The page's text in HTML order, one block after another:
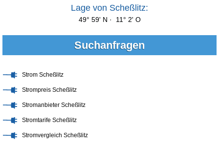
Lage von Scheßlitz:
49° 59' N · 11° 2' O
Suchanfragen
Strom Scheßlitz
Strompreis Scheßlitz
Stromanbieter Scheßlitz
Stromtarife Scheßlitz
Stromvergleich Scheßlitz